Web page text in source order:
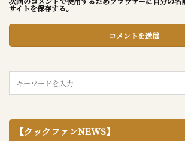
サイトを保存する。
【クックファンNEWS】